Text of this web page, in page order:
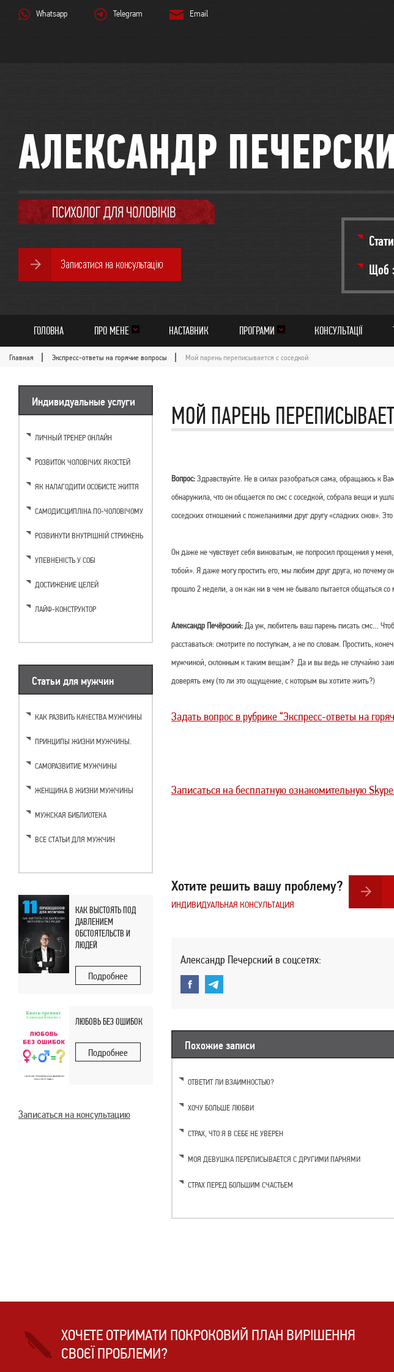
Whatsapp Telegram
Email
АЛЕКСАНДР
Стати
Щоб
ГОЛОВНА ПРО МЕНЕ НАСТАВНИК ПРОГРАМИ КОНСУЛЬТАЦІЇ
Главная Экспресс-ответы на горячие вопросы Мой парень переписывается с соседкой
Индивидуальные услуги
ЛИЧНЫЙ ТРЕНЕР ОНЛАЙН
РОЗВИТОК ЧОЛОВІЧИХ ЯКОСТЕЙ
ЯК НАЛАГОДИТИ ОСОБИСТЕ ЖИТТЯ
САМОДИСЦИПЛІНА ПО-ЧОЛОВІЧОМУ
РОЗВИНУТИ ВНУТРІШНІЙ СТРИЖЕНЬ
УПЕВНЕНІСТЬ У СОБІ
ДОСТИЖЕНИЕ ЦЕЛЕЙ
ЛАЙФ-КОНСТРУКТОР
Статьи для мужчин
КАК РАЗВИТЬ КАЧЕСТВА МУЖЧИНЫ
ПРИНЦИПЫ ЖИЗНИ МУЖЧИНЫ.
САМОРАЗВИТИЕ МУЖЧИНЫ
ЖЕНЩИНА В ЖИЗНИ МУЖЧИНЫ
МУЖСКАЯ БИБЛИОТЕКА
ВСЕ СТАТЬИ ДЛЯ МУЖЧИН
КАК ВЫСТОЯТЬ ПОД
ДАВЛЕНИЕМ
ОБСТОЯТЕЛЬСТВ И
ЛЮДЕЙ
Подробнее
ЛЮБОВЬ БЕЗ ОШИБОК
Подробнее
Записаться на консультацию
МОЙ ПАРЕНЬ
Вопрос:Здравствуйте. Не в силах разобраться сама, обращаюсь к
обнаружила, что он общается по смс с соседкой, собрала вещи и
соседских отношений с пожеланиями друг другу «сладких снов».
Он даже не чувствует себя виноватым, не попросил прощения у
тобой». Я даже могу простить его, мы любим друг друга, но почему
прошло 2 недели, а он как ни в чем не бывало пытается общаться со
Александр Печёрский: Да уж, любитель ваш парень писать смс…
расставаться: смотрите по поступкам, а не по словам. Простить,
мужчиной, склонным к таким вещам? Да и вы ведь не случайно
доверять ему (то ли это ощущение, с которым вы хотите жить?)
Задать вопрос в рубрике “Экспресс-ответы на
Записаться на бесплатную ознакомительную
Хотите решить вашу проблему?
ИНДИВИДУАЛЬНАЯ КОНСУЛЬТАЦИЯ
Александр Печерский в соцсетях:
Похожие записи
ОТВЕТИТ ЛИ ВЗАИМНОСТЬЮ?
ХОЧУ БОЛЬШЕ ЛЮБВИ
СТРАХ, ЧТО Я В СЕБЕ НЕ УВЕРЕН
МОЯ ДЕВУШКА ПЕРЕПИСЫВАЕТСЯ С ДРУГИМИ ПАРНЯМИ
СТРАХ ПЕРЕД БОЛЬШИМ СЧАСТЬЕМ
ХОЧЕТЕ ОТРИМАТИ ПОКРОКОВИЙ ПЛАН ВИРІШЕННЯ
СВОЄЇ ПРОБЛЕМИ?